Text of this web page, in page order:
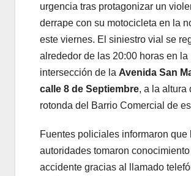
urgencia tras protagonizar un
derrape con su motocicleta en la
este viernes. El siniestro vial se
alrededor de las 20:00 horas en la
intersección de la Avenida San
calle 8 de Septiembre, a la altura
rotonda del Barrio Comercial de
Fuentes policiales informaron que
autoridades tomaron conocimiento
accidente gracias al llamado